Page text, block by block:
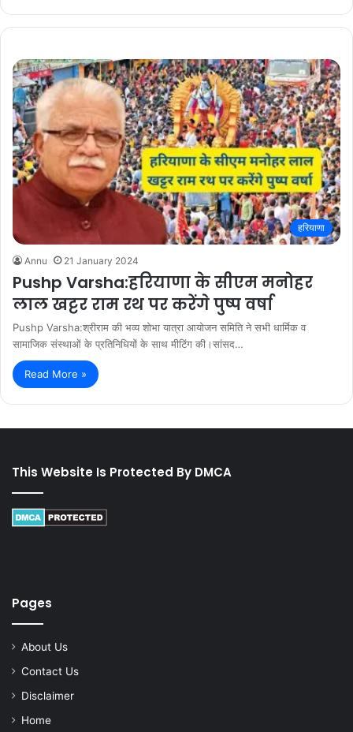
हरियाणा
Annu 21 January 2024
Pushp Varsha:हरियाणा के सीएम मनोहर
लाल खट्टर राम रथ पर करेंगे पुष्प वर्षा
Pushp Varsha:श्रीराम की भव्य शोभा यात्रा आयोजन समिति ने सभी धार्मिक व
सामाजिक संस्थाओं के प्रतिनिधियों के साथ मीटिंग की।सांसद…
Read More »
This Website Is Protected By DMCA
Pages
About Us
Contact Us
Disclaimer
Home